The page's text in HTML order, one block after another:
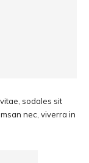
sodales sit
nec, viverra in